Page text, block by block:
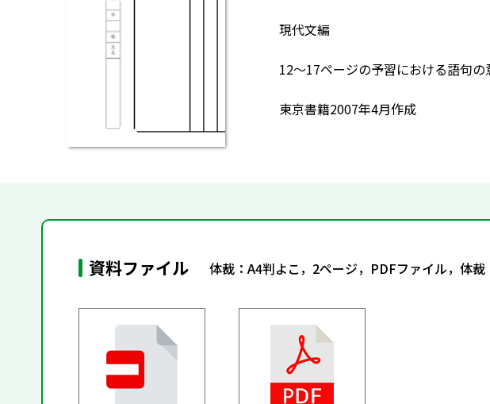
現代文編
12～17ページの予習における語句の
東京書籍2007年4月作成
資料ファイル 体裁：A4判よこ，2ページ，PDFファイル，体